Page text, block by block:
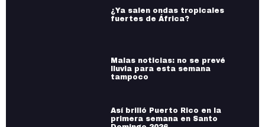
¿Ya salen ondas tropicales
fuertes de África?
Malas noticias: no se prevé
lluvia para esta semana
tampoco
Así brilló Puerto Rico en la
primera semana en Santo